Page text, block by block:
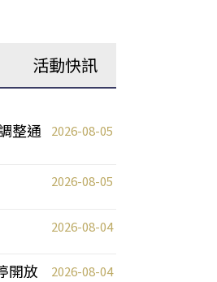
活動快訊
整通
2026-08-05
2026-08-05
2026-08-04
開放
2026-08-04